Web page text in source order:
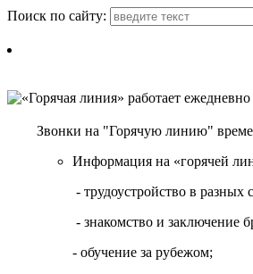
Поиск по сайту:
Звонки на "Горячую линию"
Информация на «горячей
- трудоустройство в
- знакомство и заключение
- обучение за рубежом;